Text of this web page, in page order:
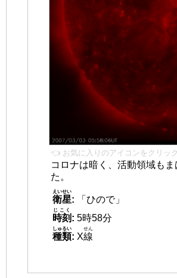
👈 お気に入りのアイコンをクリック
コロナは暗く、活動領域も
た。
衛星
えいせい
:
「ひので」
時刻
じこく
: 5時58分
種類
しゅるい
: X線
せん